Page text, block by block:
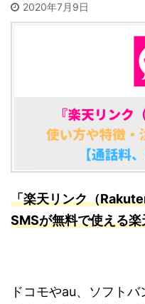
2020年7月9日
「楽天リンク（
SMSが無料で使える
ドコモやau、ソフト